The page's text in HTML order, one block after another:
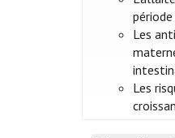
Les
Les